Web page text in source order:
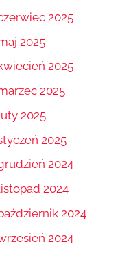
2025
2025
2025
2025
2025
2025
2024
2024
2024
2024